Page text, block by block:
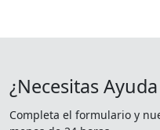
¿Necesitas
Completa el formulario y